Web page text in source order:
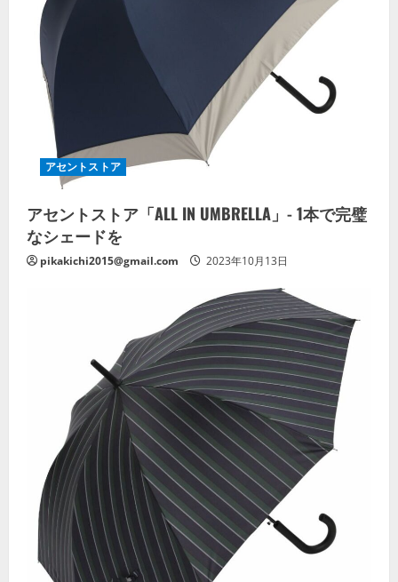
アセントストア
アセントストア「ALL IN UMBRELLA」- 1本で完璧
なシェードを
pikakichi2015@gmail.com 2023年10月13日